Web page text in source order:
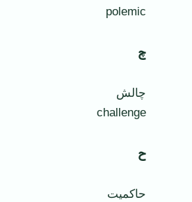
polemic
چ
چالش
challenge
ح
حاکميت